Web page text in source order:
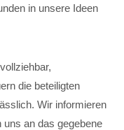
in unsere Ideen
die beteiligten
Wir informieren
uns an das gegebene